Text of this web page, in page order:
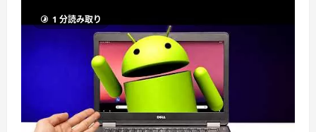
1 分読み取り